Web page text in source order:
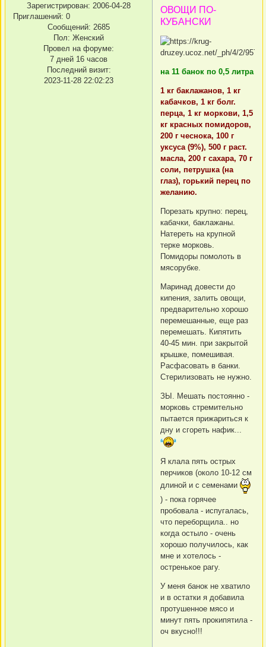
Зарегистрирован: 2006-04-28
Приглашений: 0
Сообщений: 2685
Пол: Женский
Провел на форуме:
7 дней 16 часов
Последний визит:
2023-11-28 22:02:23
ОВОЩИ ПО-
КУБАНСКИ
на 11 банок по 0,5 литра
1 кг баклажанов, 1 кг
кабачков, 1 кг болг.
перца, 1 кг моркови, 1,5
кг красных помидоров,
200 г чеснока, 100 г
уксуса (9%), 500 г раст.
масла, 200 г сахара, 70 г
соли, петрушка (на
глаз), горький перец по
желанию.
Порезать крупно: перец,
кабачки, баклажаны.
Натереть на крупной
терке морковь.
Помидоры помолоть в
мясорубке.
Маринад довести до
кипения, залить овощи,
предварительно хорошо
перемешанные, еще раз
перемешать. Кипятить
40-45 мин. при закрытой
крышке, помешивая.
Расфасовать в банки.
Стерилизовать не нужно.
ЗЫ. Мешать постоянно -
морковь стремительно
пытается прижариться к
дну и сгореть нафик...
Я клала пять острых
перчиков (около 10-12 см
длиной и с семенами
) - пока горячее
пробовала - испугалась,
что переборщила.. но
когда остыло - очень
хорошо получилось, как
мне и хотелось -
остренькое рагу.
У меня банок не хватило
и в остатки я добавила
протушенное мясо и
минут пять прокипятила -
оч вкусно!!!